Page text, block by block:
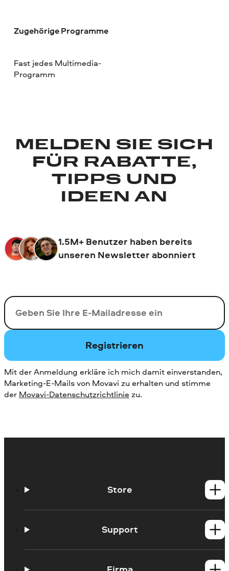
Zugehörige Programme
Fast jedes Multimedia-
Programm
MELDEN SIE SICH
FÜR RABATTE,
TIPPS UND
IDEEN AN
1.5M+ Benutzer haben bereits
unseren Newsletter abonniert
Ihre E-Mail-Addresse
Registrieren
Mit der Anmeldung erkläre ich mich damit einverstanden,
Marketing-E-Mails von Movavi zu erhalten und stimme
der Movavi-Datenschutzrichtliniezu.
Store
Mac-Produkte
Support